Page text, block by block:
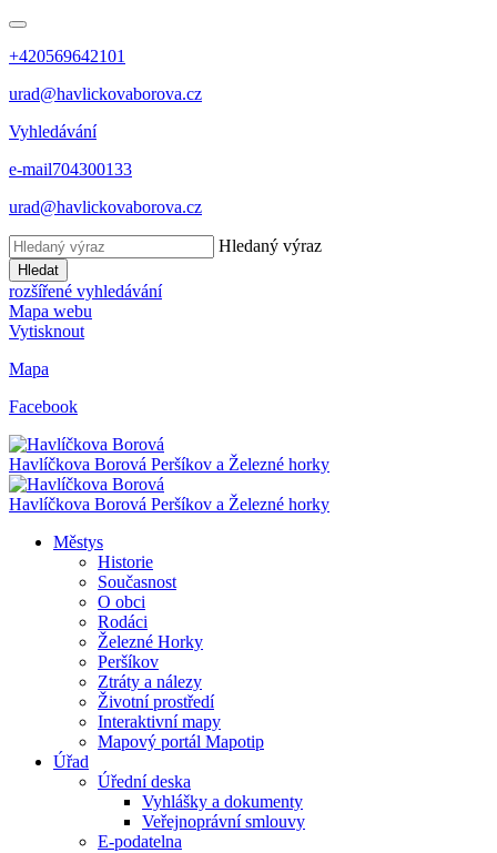
+420569642101
urad@havlickovaborova.cz
Vyhledávání
e-mail704300133
urad@havlickovaborova.cz
Hledaný výraz
Hledat
rozšířené vyhledávání
Mapa webu
Vytisknout
Mapa
Facebook
Havlíčkova Borová Peršíkov a Železné horky
Havlíčkova Borová Peršíkov a Železné horky
Městys
Historie
Současnost
O obci
Rodáci
Železné Horky
Peršíkov
Ztráty a nálezy
Životní prostředí
Interaktivní mapy
Mapový portál Mapotip
Úřad
Úřední deska
Vyhlášky a dokumenty
Veřejnoprávní smlouvy
E-podatelna